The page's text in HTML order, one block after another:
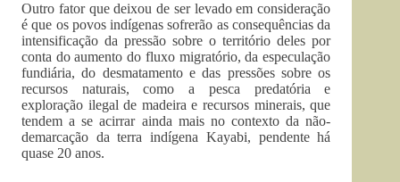
Outro fator que deixou de ser levado em consideração
é que os povos indígenas sofrerão as consequências da
intensificação da pressão sobre o território deles por
conta do aumento do fluxo migratório, da especulação
fundiária, do desmatamento e das pressões sobre os
recursos naturais, como a pesca predatória e
exploração ilegal de madeira e recursos minerais, que
tendem a se acirrar ainda mais no contexto da não-
demarcação da terra indígena Kayabi, pendente há
quase 20 anos.